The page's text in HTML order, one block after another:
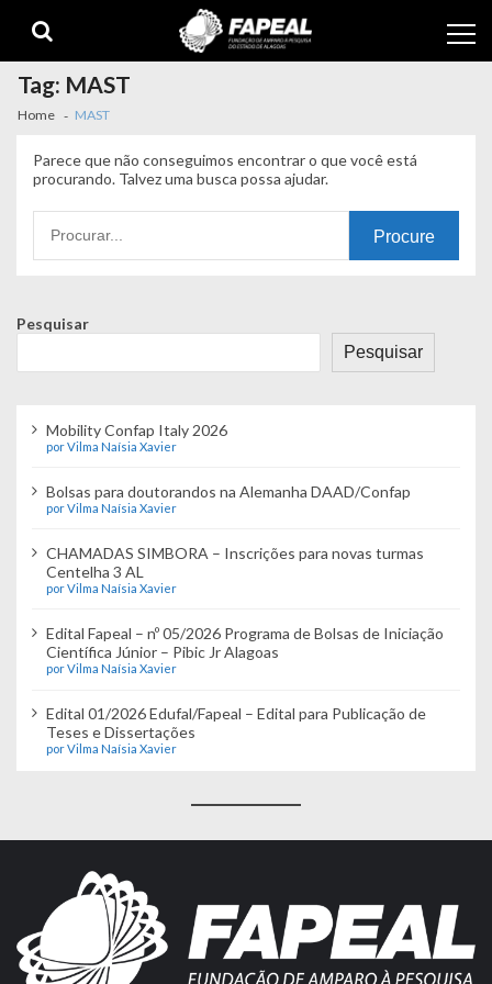
navigation
content
Tag: MAST
Home MAST
Parece que não conseguimos encontrar o que você está
procurando. Talvez uma busca possa ajudar.
por:
Pesquisar
Pesquisar
Mobility Confap Italy 2026
por Vilma Naísia Xavier
Bolsas para doutorandos na Alemanha DAAD/Confap
por Vilma Naísia Xavier
CHAMADAS SIMBORA – Inscrições para novas turmas
Centelha 3 AL
por Vilma Naísia Xavier
Edital Fapeal – nº 05/2026 Programa de Bolsas de Iniciação
Científica Júnior – Pibic Jr Alagoas
por Vilma Naísia Xavier
Edital 01/2026 Edufal/Fapeal – Edital para Publicação de
Teses e Dissertações
por Vilma Naísia Xavier